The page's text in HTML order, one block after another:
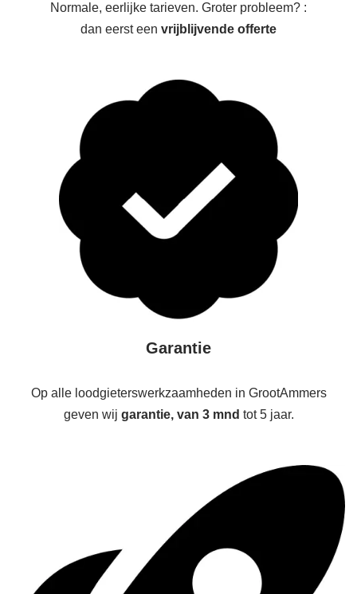
Normale, eerlijke tarieven. Groter probleem? :
dan eerst een vrijblijvende offerte
Garantie
Op alle loodgieterswerkzaamheden in GrootAmmers
geven wij garantie, van 3 mnd tot 5 jaar.